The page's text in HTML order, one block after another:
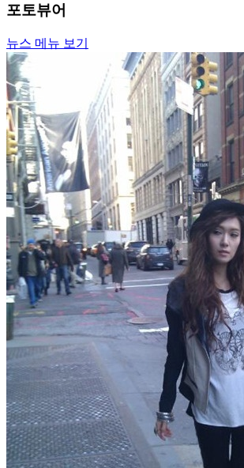
포토뷰어
뉴스 메뉴 보기